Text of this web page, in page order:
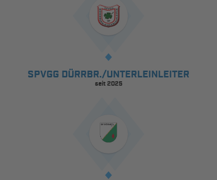
SPVGG DÜRRBR./UNTERLEINLEITER
seit 2025